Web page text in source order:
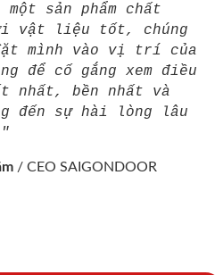
một sản phẩm chất
vật liệu tốt, chúng
mình vào vị trí của
để cố gắng xem điều
nhất, bền nhất và
đến sự hài lòng lâu
/ CEO SAIGONDOOR